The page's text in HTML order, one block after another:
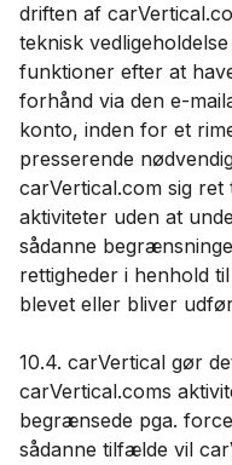
driften af
teknisk
funktioner efter at
forhånd via den e-
konto, inden for et
presserende
carVertical.com sig
aktiviteter uden at
sådanne
rettigheder i henhold
blevet eller bliver
10.4. carVertical gør
carVertical.coms
begrænsede pga.
sådanne tilfælde vil